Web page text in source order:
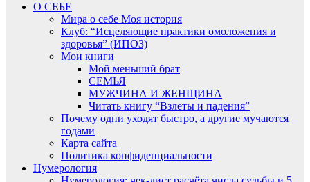
О СЕБЕ
Мира о себе Моя история
Клуб: “Исцеляющие практики омоложения и
здоровья” (ИПОЗ)
Мои книги
Мой меньший брат
СЕМЬЯ
МУЖЧИНА И ЖЕНЩИНА
Читать книгу “Взлеты и падения”
Почему одни уходят быстро, а другие мучаются
годами
Карта сайта
Политика конфиденциальности
Нумерология